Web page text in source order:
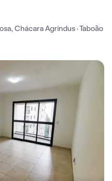
Chácara Agrindus · Taboão